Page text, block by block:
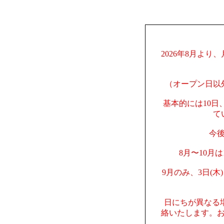
2026年8月より
（オープン日
基本的には10日
て
今
8月〜10月
9月のみ、3日(木
日にちが異なる
絡いたします。